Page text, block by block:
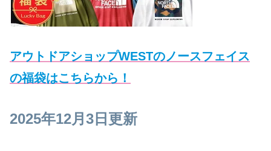
アウトドアショップWESTのノースフェイス
の福袋はこちらから！
2025年12月3日更新